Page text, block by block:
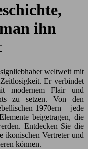
ihn
weltweit mit
Er verbindet
modernem Flair und
zu setzen. Von den
1970ern – jede
beigetragen, die
Entdecken Sie die
ikonischen Vertreter und
können.